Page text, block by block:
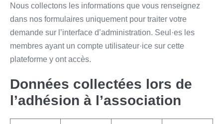
Nous collectons les informations que vous renseignez
dans nos formulaires uniquement pour traiter votre
demande sur l’interface d’administration. Seul·es les
membres ayant un compte utilisateur·ice sur cette
plateforme y ont accès.
Données collectées lors de
l’adhésion à l’association